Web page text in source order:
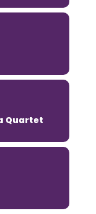
Quartet